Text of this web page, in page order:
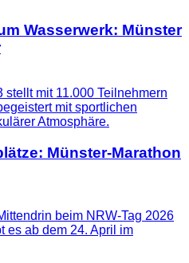
Wasserwerk: Münster
Münster-Marathon